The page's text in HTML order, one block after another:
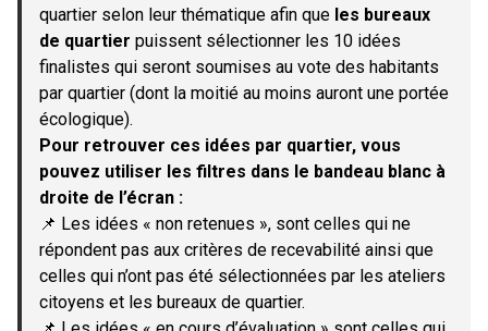
quartier selon leur thématique afin que les bureaux
de quartier puissent sélectionner les 10 idées
finalistes qui seront soumises au vote des habitants
par quartier (dont la moitié au moins auront une portée
écologique).
Pour retrouver ces idées par quartier, vous
pouvez utiliser les filtres dans le bandeau blanc à
droite de l’écran :
📌 Les idées « non retenues », sont celles qui ne
répondent pas aux critères de recevabilité ainsi que
celles qui n’ont pas été sélectionnées par les ateliers
citoyens et les bureaux de quartier.